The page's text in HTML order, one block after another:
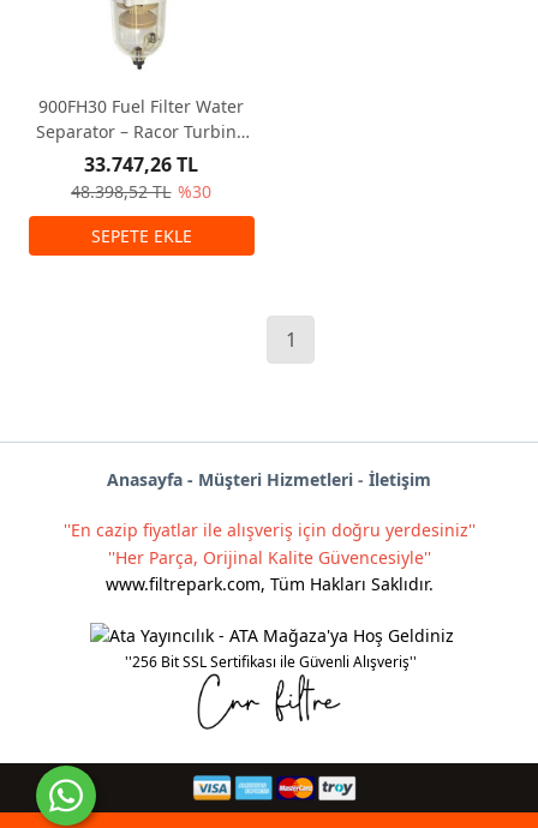
900FH30 Fuel Filter Water
Separator – Racor Turbine
Series
48.398,52 TL %30
33.747,26 TL
1
Anasayfa - Müşteri Hizmetleri - İletişim
''En cazip fiyatlar ile alışveriş için doğru yerdesiniz''
''Her Parça, Orijinal Kalite Güvencesiyle''
www.filtrepark.com, Tüm Hakları Saklıdır.
''256 Bit SSL Sertifikası ile Güvenli Alışveriş''